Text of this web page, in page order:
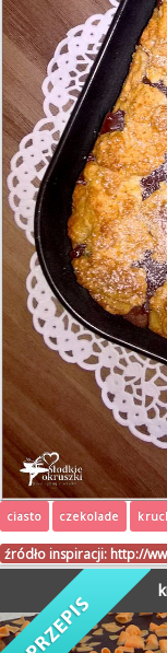
ciasto czekolade
źródło inspiracji: http://